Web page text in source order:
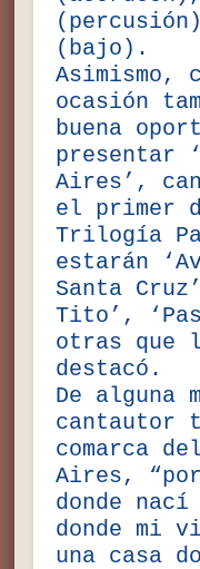
(bajo).
Asimismo,
ocasión
buena
presentar
Aires’,
el primer
Trilogía
estarán
Santa
Tito’,
otras que
destacó.
De alguna
cantautor
comarca
Aires,
donde
donde mi
una casa